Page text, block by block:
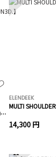
】
ELENDEEK
MULTI
14,300 円
11